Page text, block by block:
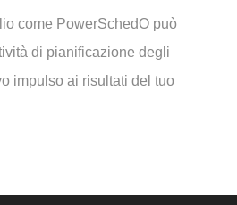
come PowerSchedO può
di pianificazione degli
impulso ai risultati del tuo